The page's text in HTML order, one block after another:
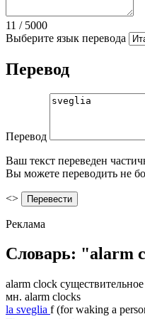
11 / 5000
Выберите язык перевода
Перевод
Перевод
Ваш текст переведен
Вы можете переводить не
<>
Реклама
Словарь: "alarm
alarm clock существительное
мн. alarm clocks
la sveglia f (for waking a